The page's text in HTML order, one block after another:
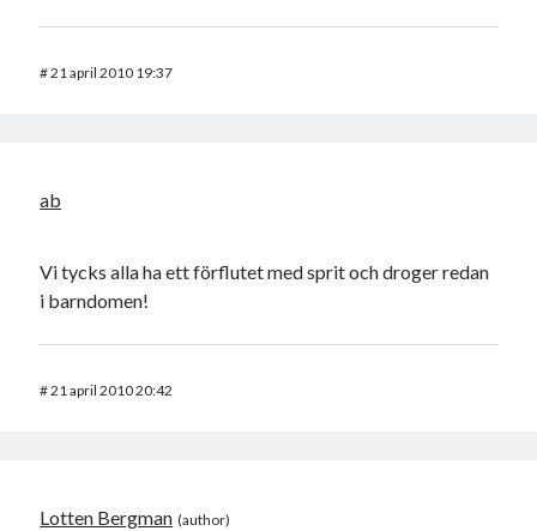
#21 april 2010 19:37
ab
Vi tycks alla ha ett förflutet med sprit och droger redan
i barndomen!
#21 april 2010 20:42
Lotten Bergman